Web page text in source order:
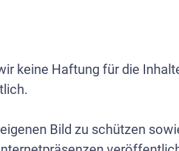
keine Haftung für die
Bild zu schützen